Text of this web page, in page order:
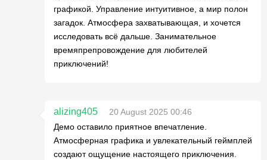
графикой. Управление интуитивное, а мир полон
загадок. Атмосфера захватывающая, и хочется
исследовать всё дальше. Занимательное
времяпрепровождение для любителей
приключений!
alizing405
20 August 2025 00:46
Демо оставило приятное впечатление.
Атмосферная графика и увлекательный геймплей
создают ощущение настоящего приключения.